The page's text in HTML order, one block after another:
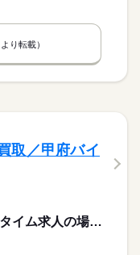
り転載）
取／甲府バイ
270,000円〜270,000円 ※フルタイム求人の場合は月額（換算額）、パート求人の場合は時間額を表示しています。